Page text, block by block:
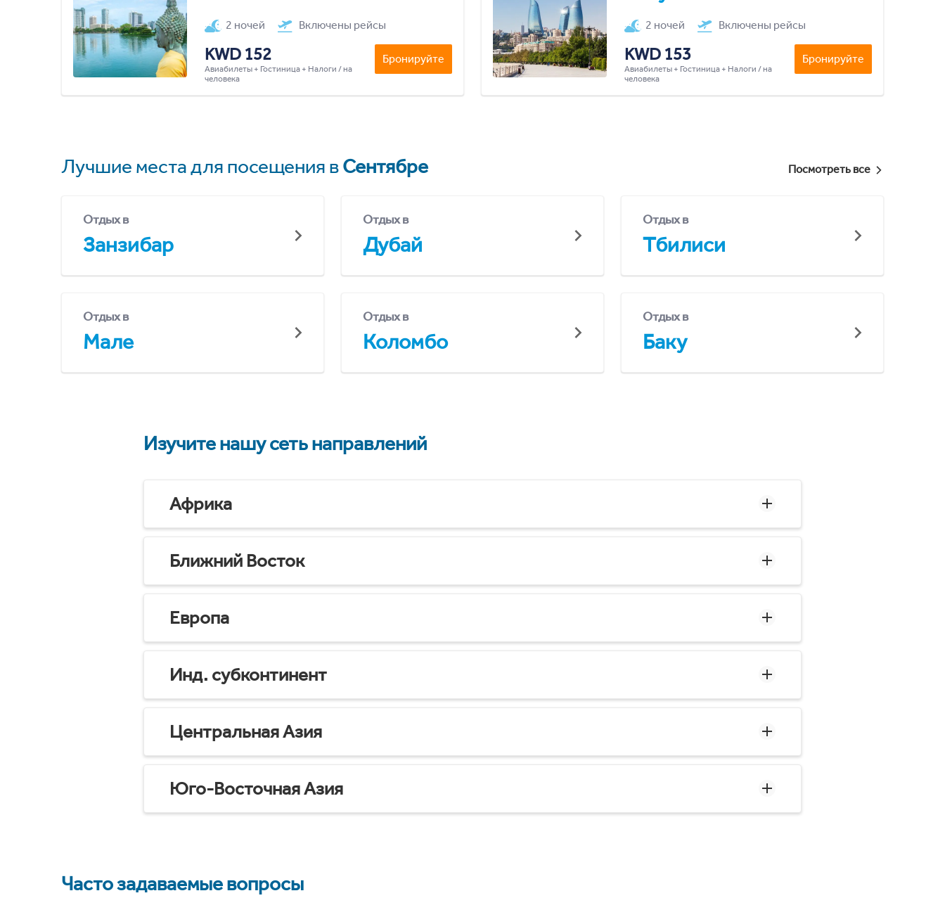
2 ночей Включены рейсы
KWD 152
Авиабилеты + Гостиница + Налоги / на
человека
Бронируйте
2 ночей Включены рейсы
KWD 153
Авиабилеты + Гостиница + Налоги / на
человека
Бронируйте
Лучшие места для посещения вСентябре Посмотреть все
Отдых в
Занзибар
Отдых в
Дубай
Отдых в
Тбилиси
Отдых в
Мале
Отдых в
Коломбо
Отдых в
Баку
Изучите нашу сеть направлений
Африка
Ближний Восток
Европа
Инд. субконтинент
Центральная Азия
Юго-Восточная Азия
Часто задаваемые вопросы